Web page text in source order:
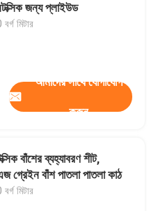
জন্য প্লাইউড
মিটার
আমাদের সাথে যোগাযোগ
করুন
বাঁশের ব্যহ্যাবরণ শীট,
এজ গ্রেইন বাঁশ পাতলা পাতলা কাঠ
মিটার